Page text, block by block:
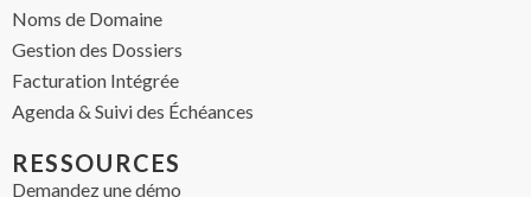
Noms de Domaine
Gestion des Dossiers
Facturation Intégrée
Agenda & Suivi des Échéances
RESSOURCES
Demandez une démo